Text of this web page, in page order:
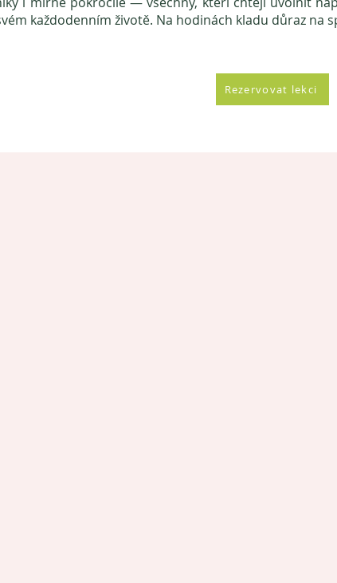
každodenním životě. Na hodinách kladu důraz na
Rezervovat lekci